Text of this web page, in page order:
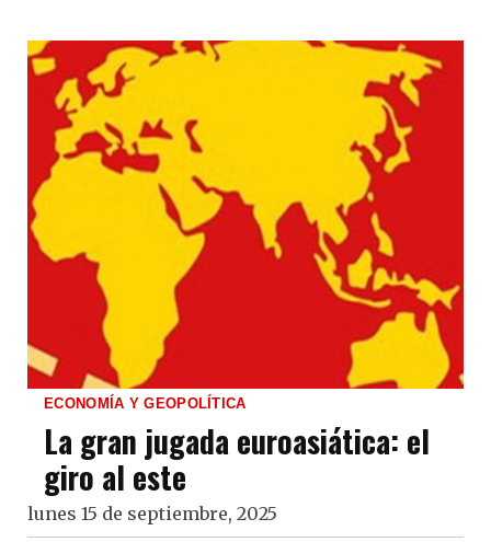
ECONOMÍA Y GEOPOLÍTICA
La gran jugada euroasiática: el
giro al este
lunes 15 de septiembre, 2025